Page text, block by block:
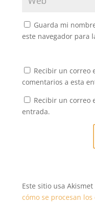
Guarda mi
este navegador para
Recibir un correo
comentarios a esta
Recibir un correo
entrada.
Este sitio usa
cómo se procesan